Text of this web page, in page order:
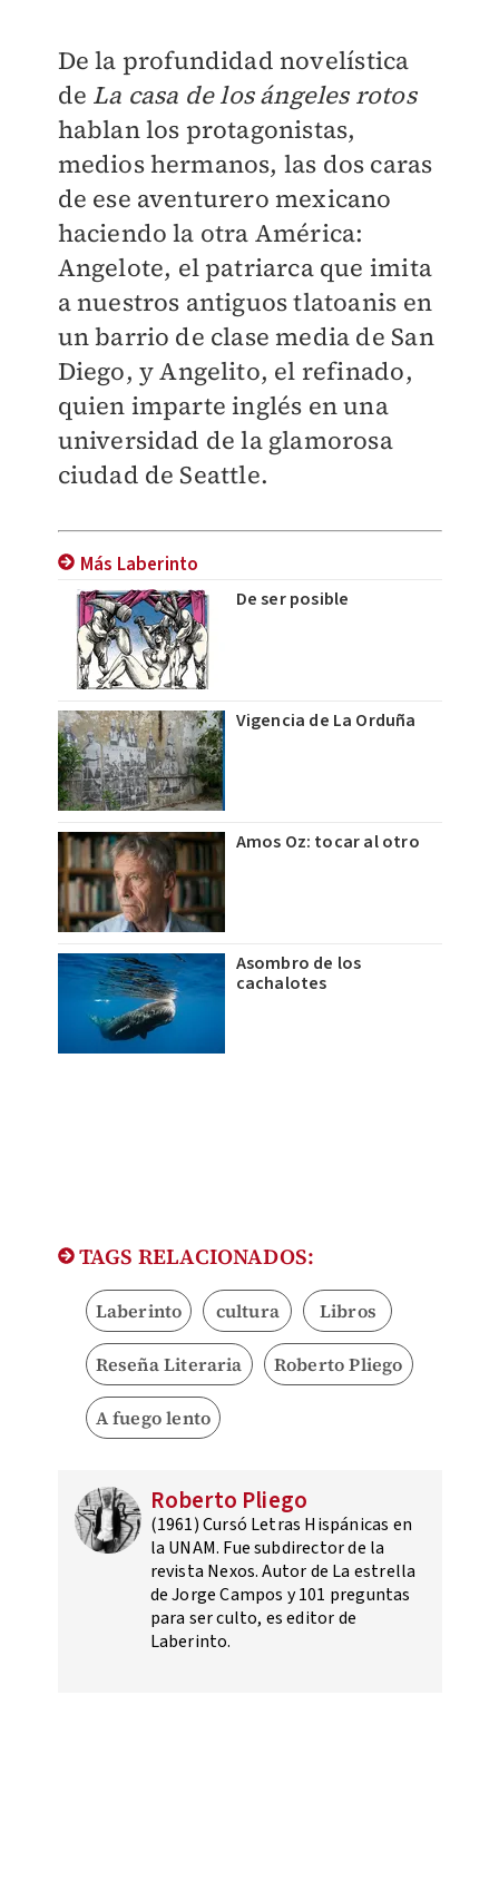
De la profundidad novelística
de La casa de los ángeles rotos
hablan los protagonistas,
medios hermanos, las dos caras
de ese aventurero mexicano
haciendo la otra América:
Angelote, el patriarca que imita
a nuestros antiguos tlatoanis en
un barrio de clase media de San
Diego, y Angelito, el refinado,
quien imparte inglés en una
universidad de la glamorosa
ciudad de Seattle.
Más Laberinto
De ser posible
Vigencia de La Orduña
Amos Oz: tocar al otro
Asombro de los
cachalotes
TAGS RELACIONADOS:
Laberinto cultura Libros
Reseña Literaria Roberto Pliego
A fuego lento
Roberto Pliego
(1961) Cursó Letras Hispánicas en
la UNAM. Fue subdirector de la
revista Nexos. Autor de La estrella
de Jorge Campos y 101 preguntas
para ser culto, es editor de
Laberinto.